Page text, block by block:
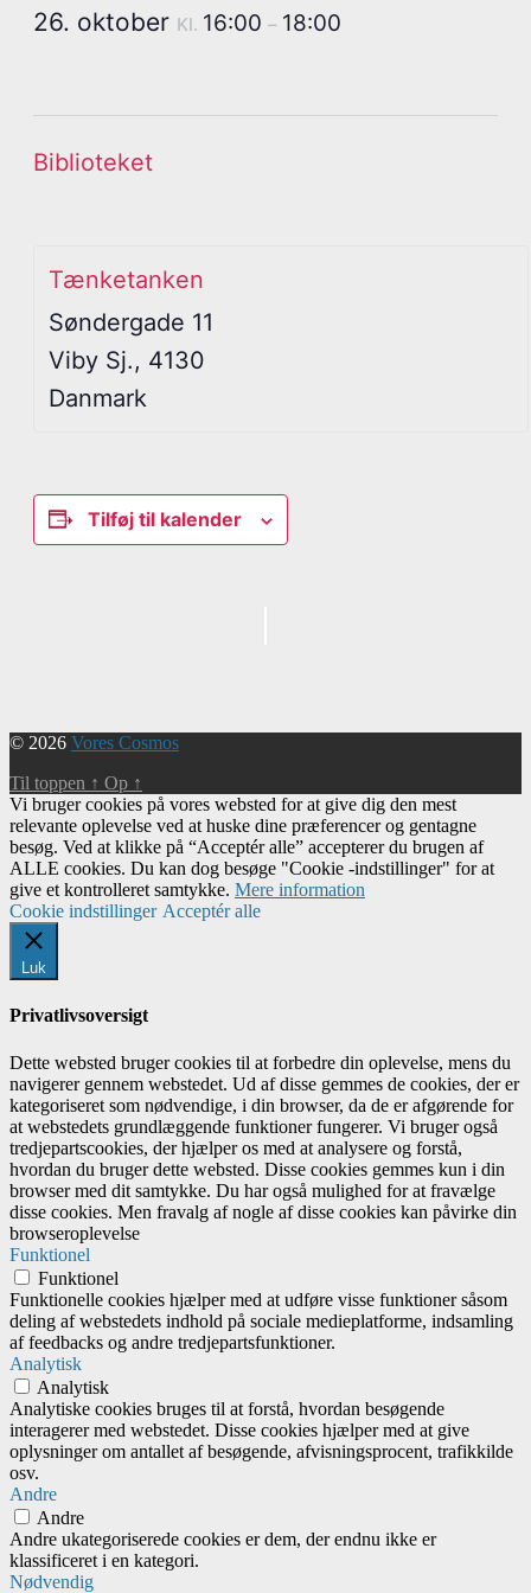
26. oktober Kl. 16:00 – 18:00
Biblioteket
Tænketanken
Søndergade 11
Viby Sj., 4130
Danmark
Tilføj til kalender
© 2026 Vores Cosmos
Til toppen ↑ Op ↑
Vi bruger cookies på vores websted for at give dig den mest
relevante oplevelse ved at huske dine præferencer og gentagne
besøg. Ved at klikke på “Acceptér alle” accepterer du brugen af ​​
ALLE cookies. Du kan dog besøge "Cookie -indstillinger" for at
give et kontrolleret samtykke. Mere information
Cookie indstillinger Acceptér alle
Luk
Privatlivsoversigt
Dette websted bruger cookies til at forbedre din oplevelse, mens du
navigerer gennem webstedet. Ud af disse gemmes de cookies, der er
kategoriseret som nødvendige, i din browser, da de er afgørende for
at webstedets grundlæggende funktioner fungerer. Vi bruger også
tredjepartscookies, der hjælper os med at analysere og forstå,
hvordan du bruger dette websted. Disse cookies gemmes kun i din
browser med dit samtykke. Du har også mulighed for at fravælge
disse cookies. Men fravalg af nogle af disse cookies kan påvirke din
browseroplevelse
Funktionel
Funktionel
Funktionelle cookies hjælper med at udføre visse funktioner såsom
deling af webstedets indhold på sociale medieplatforme, indsamling
af feedbacks og andre tredjepartsfunktioner.
Analytisk
Analytisk
Analytiske cookies bruges til at forstå, hvordan besøgende
interagerer med webstedet. Disse cookies hjælper med at give
oplysninger om antallet af besøgende, afvisningsprocent, trafikkilde
osv.
Andre
Andre
Andre ukategoriserede cookies er dem, der endnu ikke er
klassificeret i en kategori.
Nødvendig